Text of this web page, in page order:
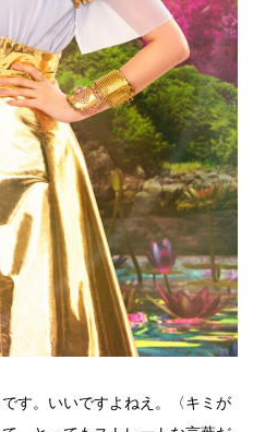
す。いいですよねえ。〈キミが